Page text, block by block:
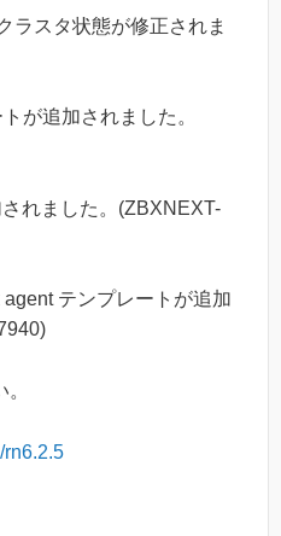
ラスタ状態が修正されま
が追加されました。
れました。(ZBXNEXT-
テンプレートが追加
rn6.2.5